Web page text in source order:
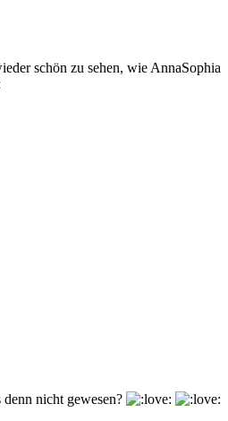
schön zu sehen, wie AnnaSophia
nicht gewesen?